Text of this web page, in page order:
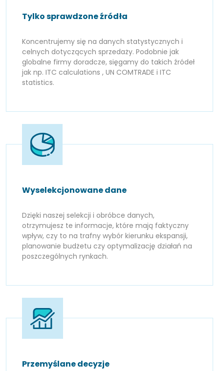
Tylko sprawdzone źródła
Koncentrujemy się na danych statystycznych i
celnych dotyczących sprzedaży. Podobnie jak
globalne firmy doradcze, sięgamy do takich źródeł
jak np. ITC calculations , UN COMTRADE i ITC
statistics.
Wyselekcjonowane dane
Dzięki naszej selekcji i obróbce danych,
otrzymujesz te informacje, które mają faktyczny
wpływ, czy to na trafny wybór kierunku ekspansji,
planowanie budżetu czy optymalizację działań na
poszczególnych rynkach.
Przemyślane decyzje